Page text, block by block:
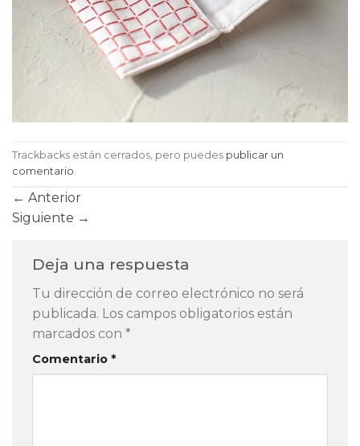
Trackbacks están cerrados, pero puedes publicar un
comentario.
← Anterior
Siguiente →
Deja una respuesta
Tu dirección de correo electrónico no será
publicada. Los campos obligatorios están
marcados con *
Comentario *